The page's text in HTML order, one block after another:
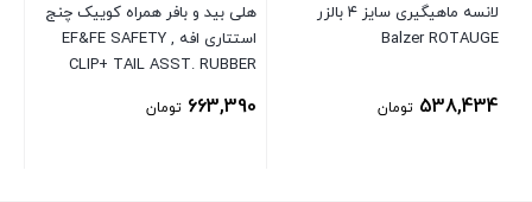
لانسه ماهیگیری سایز ۴ بالزر
Balzer ROTAUGE
538,434 تومان
هلی بید و بافر همراه کوییک چنج
استتاری افه , EF&FE SAFETY
CLIP+ TAIL ASST. RUBBER
663,390 تومان